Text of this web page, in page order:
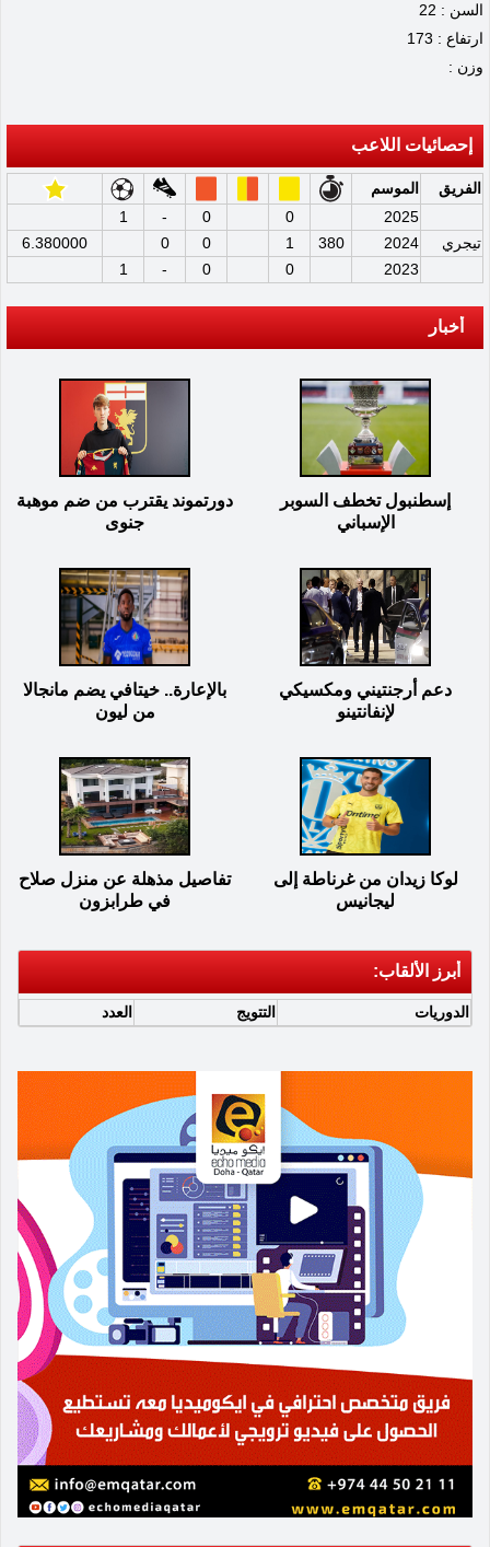
السن : 22
ارتفاع : 173
وزن :
إحصائيات اللاعب
الفريق
الموسم
2025
0
0
-
1
تيجري
2024
380
1
0
0
6.380000
2023
0
0
-
1
أخبار
إسطنبول تخطف السوبر
الإسباني
دورتموند يقترب من ضم موهبة
جنوى
دعم أرجنتيني ومكسيكي
لإنفانتينو
بالإعارة.. خيتافي يضم مانجالا
من ليون
لوكا زيدان من غرناطة إلى
ليجانيس
تفاصيل مذهلة عن منزل صلاح
في طرابزون
أبرز الألقاب:
الدوريات التتويج العدد